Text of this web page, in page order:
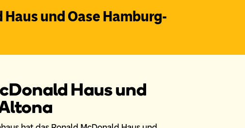
und Oase Hamburg-
Haus und